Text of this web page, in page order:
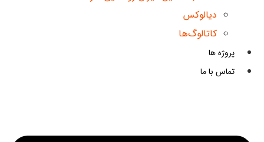
دیالوکس
کاتالوگ‌ها
پروژه ها
تماس با ما